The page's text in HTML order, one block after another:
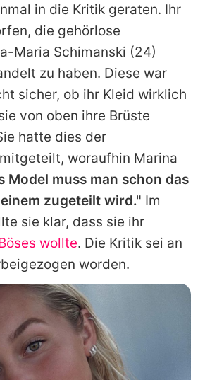
in die Kritik geraten. Ihr
die gehörlose
Maria Schimanski (24)
zu haben. Diese war
sicher, ob ihr Kleid wirklich
von oben ihre Brüste
hatte dies der
woraufhin Marina
Model muss man schon das
zugeteilt wird." Im
sie klar, dass sie ihr
wollte. Die Kritik sei an
worden.